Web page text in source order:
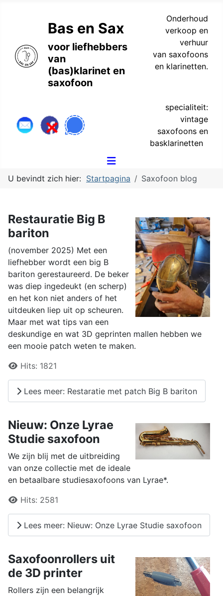
Bas en Sax
voor liefhebbers
van
(bas)klarinet en
saxofoon
Onderhoud
verkoop en
verhuur
van saxofoons
en klarinetten.
specialiteit:
vintage
saxofoons en
basklarinetten
U bevindt zich hier: Startpagina Saxofoon blog
Restauratie Big B
bariton
(november 2025) Met een
liefhebber wordt een big B
bariton gerestaureerd. De beker
was diep ingedeukt (en scherp)
en het kon niet anders of het
uitdeuken liep uit op scheuren.
Maar met wat tips van een
deskundige en wat 3D geprinten mallen hebben we
een mooie patch weten te maken.
Details
Hits: 1821
Lees meer: Restaratie met patch Big B bariton
Nieuw: Onze Lyrae
Studie saxofoon
We zijn blij met de uitbreiding
van onze collectie met de ideale
en betaalbare studiesaxofoons van Lyrae*.
Details
Hits: 2581
Lees meer: Nieuw: Onze Lyrae Studie saxofoon
Saxofoonrollers uit
de 3D printer
Rollers zijn een belangrijk